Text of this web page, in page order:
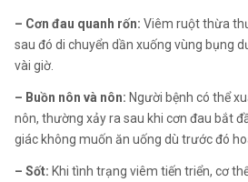
– Cơn đau quanh rốn: Viêm ruột thừa
sau đó di chuyển dần xuống vùng bụng
vài giờ.
– Buồn nôn và nôn: Người bệnh có thể
nôn, thường xảy ra sau khi cơn đau bắt
giác không muốn ăn uống dù trước đó
– Sốt: Khi tình trạng viêm tiến triển, cơ